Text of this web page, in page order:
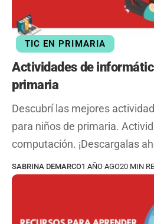
TIC EN PRIMARIA
Actividades de
primaria
Descubrí las mejores
para niños de primaria.
computación. ¡Descargalas
SABRINA DEMARCO1 AÑO AGO20 MIN